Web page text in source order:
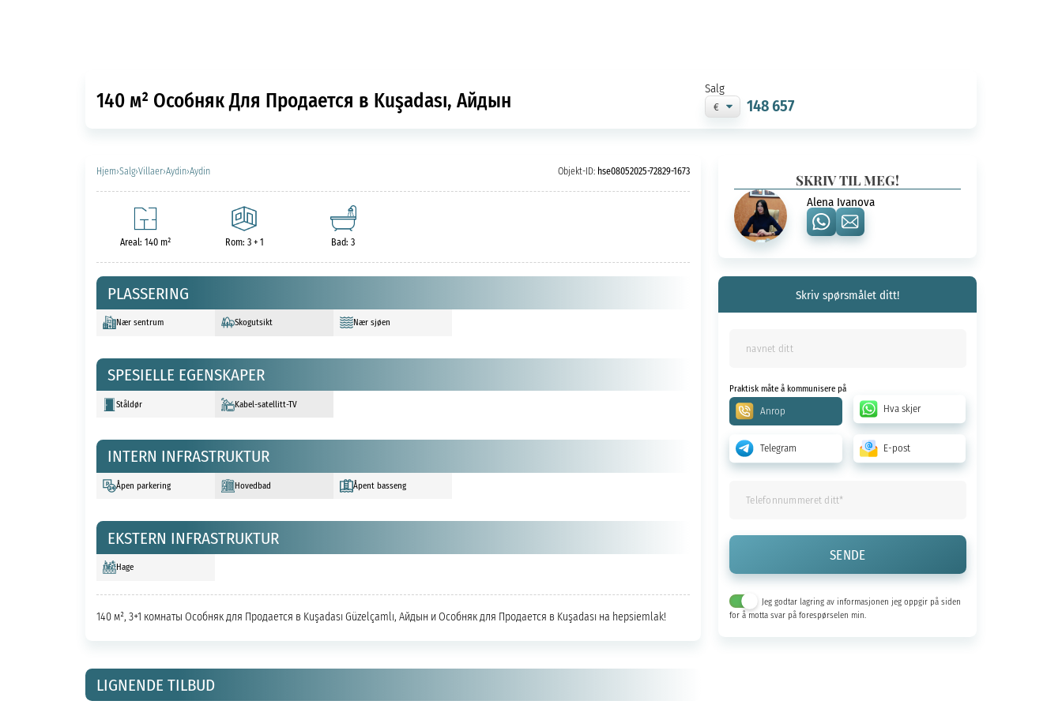
140 м² Особняк Для Продается в Kuşadası, Айдын Salg
148 657
Hjem›Salg›Villaer›Aydin›Aydin Objekt-ID: hse08052025-72829-1673
Areal: 140 m² Rom: 3 + 1 Bad: 3
PLASSERING
Nær sentrum Skogutsikt Nær sjøen
SPESIELLE EGENSKAPER
Ståldør Kabel-satellitt-TV
INTERN INFRASTRUKTUR
Åpen parkering Hovedbad Åpent basseng
EKSTERN INFRASTRUKTUR
Hage
140 м², 3+1 комнаты Особняк для Продается в Kuşadası Güzelçamlı, Айдын и Особняк для Продается в Kuşadası на hepsiemlak!
LIGNENDE TILBUD
SKRIV TIL MEG!
Alena Ivanova
Skriv spørsmålet ditt!
Praktisk måte å kommunisere på
Anrop Hva skjer
Telegram E-post
Jeg godtar lagring av informasjonen jeg oppgir på siden
for å motta svar på forespørselen min.